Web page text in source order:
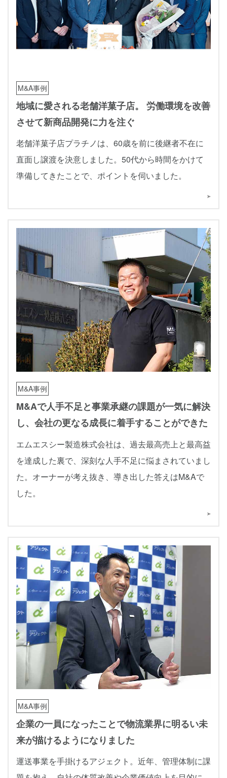
M&A事例
地域に愛される老舗洋菓子店。 労働環境を改善
させて新商品開発に力を注ぐ
老舗洋菓子店プラチノは、60歳を前に後継者不在に
直面し譲渡を決意しました。50代から時間をかけて
準備してきたことで、ポイントを伺いました。
M&A事例
M&Aで人手不足と事業承継の課題が一気に解決
し、会社の更なる成長に着手することができた
エムエスシー製造株式会社は、過去最高売上と最高益
を達成した裏で、深刻な人手不足に悩まされていまし
た。オーナーが考え抜き、導き出した答えはM&Aで
した。
M&A事例
企業の一員になったことで物流業界に明るい未
来が描けるようになりました
運送事業を手掛けるアジェクト。近年、管理体制に課